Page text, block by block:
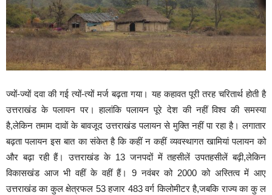
ज्यों-ज्यों दवा की गई त्यों-त्यों मर्ज बढ़ता गया। यह कहावत पूरी तरह चरितार्थ होती है
उत्तराखंड के पलायन पर। हालांकि पलायन पूरे देश की नहीं विश्व की समस्या
है,लेकिन तमाम दावों के बावजूद उत्तराखंड पलायन से मुक्ति नहीं पा रहा है।लगातार
बढ़ता पलायन इस बात का संकेत है कि कहीं न कहीं व्यवस्थागत खामियां पलायन को
और बढ़ा रही हैं। उत्तराखंड के 13 जनपदों में तहसीलें उपतहसीलें बढ़ी,लेकिन
विकासखंड आज भी वहीं के वहीं हैं। 9 नवंबर को 2000 को अस्तित्व में आए
उत्तराखंड का कुल क्षेत्रफल 53 हजार 483 वर्ग किलोमीटर है,जबकि राज्य का कु ल